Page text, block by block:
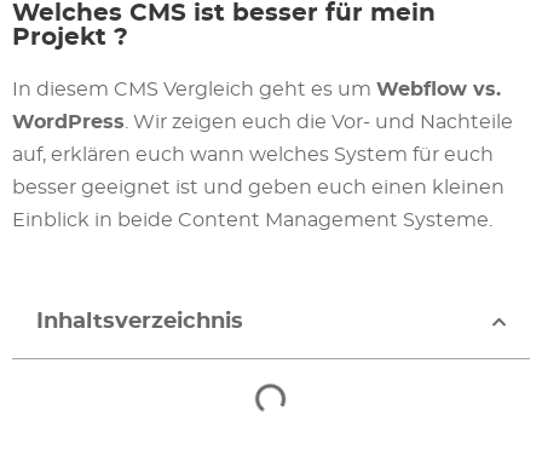
Welches CMS ist besser für mein
Projekt ?
In diesem CMS Vergleich geht es um Webflow vs.
WordPress . Wir zeigen euch die Vor- und Nachteile
auf, erklären euch wann welches System für euch
besser geeignet ist und geben euch einen kleinen
Einblick in beide Content Management Systeme.
Inhaltsverzeichnis